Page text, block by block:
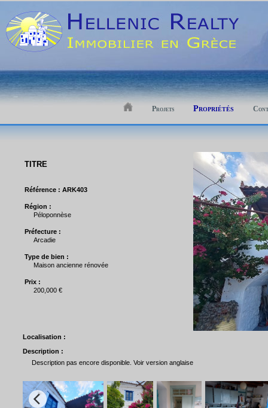
Projets Propriétés
TITRE
Référence : ARK403
Région :
Péloponnèse
Préfecture :
Arcadie
Type de bien :
Maison ancienne rénovée
Prix :
200,000 €
Localisation :
Description :
Description pas encore disponible. Voir version anglaise